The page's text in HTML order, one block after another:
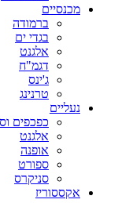
מכנסיים
ברמודה
בגדי ים
אלגנט
דגמ"ח
ג'ינס
טרנינג
נעליים
כפכפים
אלגנט
אופנה
ספורט
סניקרס
אקססוריז